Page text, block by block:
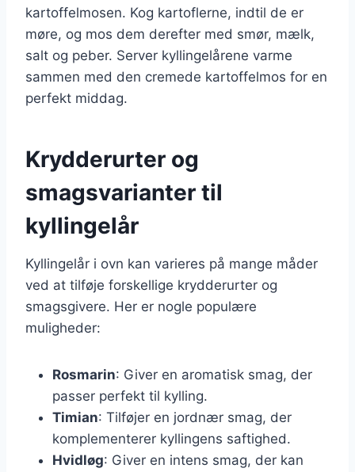
kartoffelmosen. Kog kartoflerne, indtil de er
møre, og mos dem derefter med smør, mælk,
salt og peber. Server kyllingelårene varme
sammen med den cremede kartoffelmos for en
perfekt middag.
Krydderurter og
smagsvarianter til
kyllingelår
Kyllingelår i ovn kan varieres på mange måder
ved at tilføje forskellige krydderurter og
smagsgivere. Her er nogle populære
muligheder:
Rosmarin: Giver en aromatisk smag, der
passer perfekt til kylling.
Timian: Tilføjer en jordnær smag, der
komplementerer kyllingens saftighed.
Hvidløg: Giver en intens smag, der kan